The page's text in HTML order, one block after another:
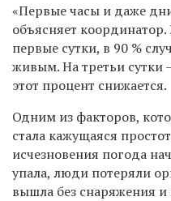
«Первые часы и даже
объясняет
первые сутки, в 90 %
живым. На третьи сутки
этот процент снижается.
Одним из факторов,
стала кажущаяся
исчезновения погода
упала, люди потеряли
вышла без снаряжения